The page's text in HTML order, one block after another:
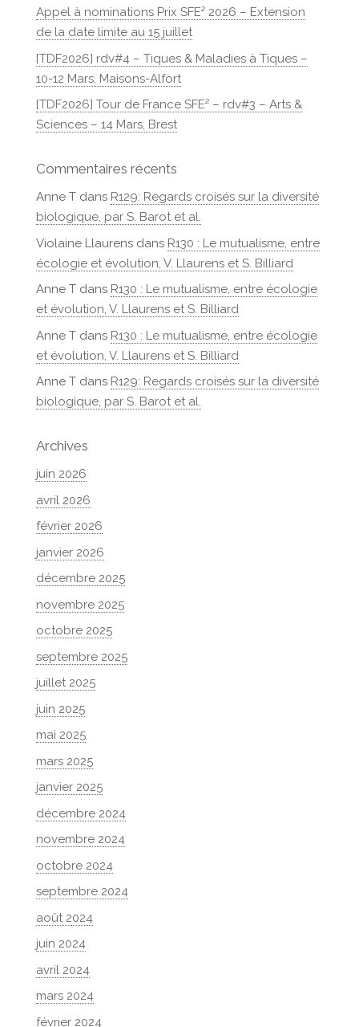
Appel à nominations Prix SFE² 2026 – Extension
de la date limite au 15 juillet
[TDF2026] rdv#4 – Tiques & Maladies à Tiques –
10-12 Mars, Maisons-Alfort
[TDF2026] Tour de France SFE² – rdv#3 – Arts &
Sciences – 14 Mars, Brest
Commentaires récents
Anne Tdans R129: Regards croisés sur la diversité
biologique, par S. Barot et al.
Violaine Llaurensdans R130 : Le mutualisme, entre
écologie et évolution, V. Llaurens et S. Billiard
Anne Tdans R130 : Le mutualisme, entre écologie
et évolution, V. Llaurens et S. Billiard
Anne Tdans R130 : Le mutualisme, entre écologie
et évolution, V. Llaurens et S. Billiard
Anne Tdans R129: Regards croisés sur la diversité
biologique, par S. Barot et al.
Archives
juin 2026
avril 2026
février 2026
janvier 2026
décembre 2025
novembre 2025
octobre 2025
septembre 2025
juillet 2025
juin 2025
mai 2025
mars 2025
janvier 2025
décembre 2024
novembre 2024
octobre 2024
septembre 2024
août 2024
juin 2024
avril 2024
mars 2024
février 2024